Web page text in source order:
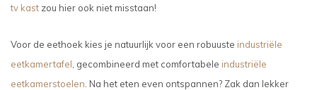
tv kast zou hier ook niet misstaan!
Voor de eethoek kies je natuurlijk voor een robuuste industriële
eetkamertafel , gecombineerd met comfortabele industriële
eetkamerstoelen . Na het eten even ontspannen? Zak dan lekker